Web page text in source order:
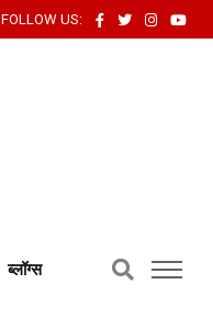
FOLLOW US:
ब्लॉग्स